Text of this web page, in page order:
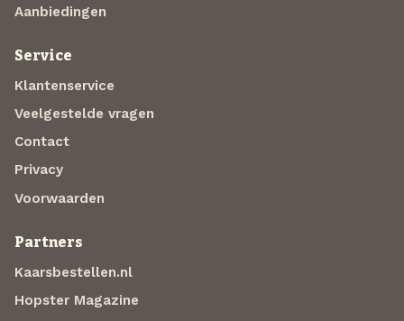
Aanbiedingen
Service
Klantenservice
Veelgestelde vragen
Contact
Privacy
Voorwaarden
Partners
Kaarsbestellen.nl
Hopster Magazine